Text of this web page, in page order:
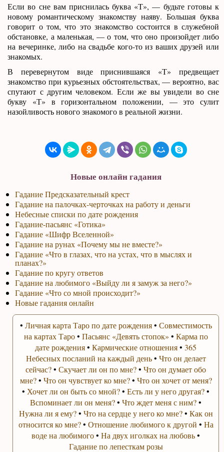
Если во сне вам приснилась буква «Т», — будьте готовы к
новому романтическому знакомству наяву. Большая буква
говорит о том, что это знакомство состоится в служебной
обстановке, а маленькая, — о том, что оно произойдет либо
на вечеринке, либо на свадьбе кого-то из ваших друзей или
знакомых.
В перевернутом виде приснившаяся «Т» предвещает
знакомство при курьезных обстоятельствах, — вероятно, вас
спутают с другим человеком. Если же вы увидели во сне
букву «Т» в горизонтальном положении, — это сулит
назойливость нового знакомого в реальной жизни.
Новые онлайн гадания
Гадание Предсказательный крест
Гадание на палочках-черточках на работу и деньги
Небесные списки по дате рождения
Гадание-пасьянс «Готика»
Гадание «Шифр Вселенной»
Гадание на рунах «Почему мы не вместе?»
Гадание «Что в глазах, что на устах, что в мыслях и
планах?»
Гадание по кругу ответов
Гадание на любимого «Выйду ли я замуж за него?»
Гадание «Что со мной происходит?»
Новые гадания онлайн
• Личная карта Таро по дате рождения• Совместимость
на картах Таро• Пасьянс «Девять стопок» • Карма по
дате рождения•Кармические отношения•365
Небесных посланий на каждый день• Что он делает
сейчас?•Скучает ли он по мне?•Что он думает обо
мне?• Что он чувствует ко мне?• Что он хочет от меня?
• Хочет ли он быть со мной?•Есть ли у него другая?•
Вспоминает ли он меня?•Что ждет меня с ним?•
Нужна ли я ему?• Что на сердце у него ко мне?• Как он
относится ко мне?• Отношение любимого к другой • На
воде на любимого•На двух иголках на любовь•
Гадание по лепесткам розы